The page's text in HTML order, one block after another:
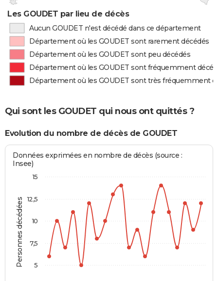
Les GOUDET par lieu de décès
Aucun GOUDET n'est décédé dans ce département
Département où les GOUDET sont rarement décédés
Département où les GOUDET sont peu décédés
Département où les GOUDET sont fréquemment
Département où les GOUDET sont très fréquemment
Qui sont les GOUDET qui nous ont quittés ?
Evolution du nombre de décès de GOUDET
Personnes décédées
Données exprimées en nombre de décès (source :
Insee)
5
7,5
10
12,5
15